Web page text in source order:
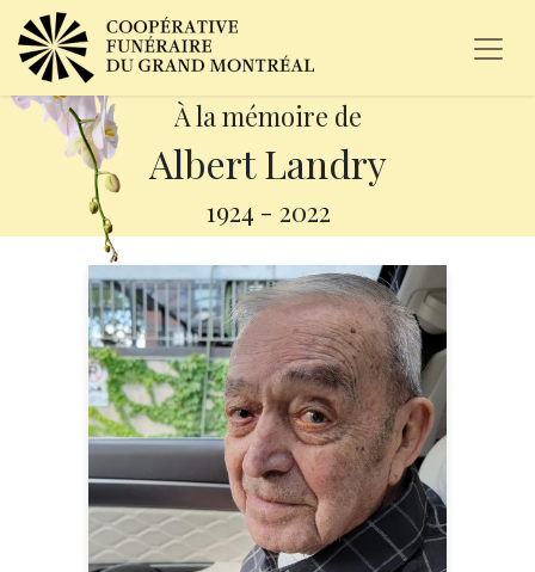
À la mémoire de
Albert Landry
1924 - 2022